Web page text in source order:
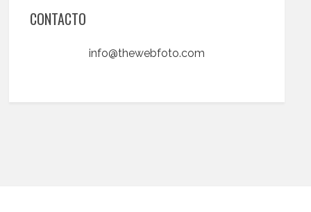
CONTACTO
info@thewebfoto.com